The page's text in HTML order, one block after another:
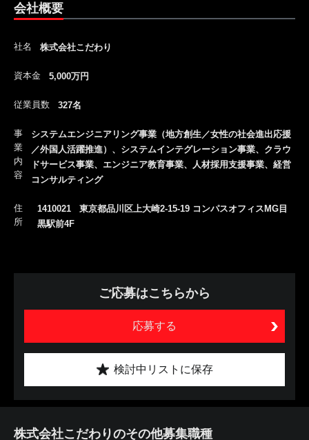
会社概要
社名 株式会社こだわり
資本金 5,000万円
従業員数 327名
事
業
内
容
システムエンジニアリング事業（地方創生／女性の社会進出応援
／外国人活躍推進）、システムインテグレーション事業、クラウ
ドサービス事業、エンジニア教育事業、人材採用支援事業、経営
コンサルティング
住
所
1410021 東京都品川区上大崎2-15-19 コンパスオフィスMG目
黒駅前4F
ご応募はこちらから
応募する
検討中リストに保存
株式会社こだわりのその他募集職種